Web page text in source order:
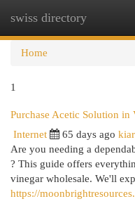
swiss directory
Home
1
Purchase Acetic Solution
Internet 65 days ago
Are you needing a
? This guide offers
vinegar wholesale. We'll
https://